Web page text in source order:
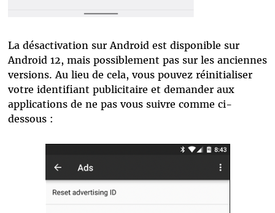
La désactivation sur Android est disponible sur
Android 12, mais possiblement pas sur les anciennes
versions. Au lieu de cela, vous pouvez réinitialiser
votre identifiant publicitaire et demander aux
applications de ne pas vous suivre comme ci-
dessous :